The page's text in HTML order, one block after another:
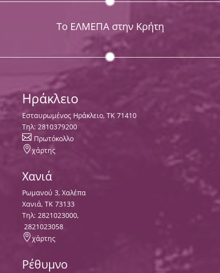
Το ΕΛΜΕΠΑ στην Κρήτη
Ηράκλειο
Εσταυρωμένος Ηράκλειο, ΤΚ 71410
Τηλ: 2810379200
 Πρωτόκολλο
χάρτης
Χανιά
Ρωμανού 3, Χαλέπα
Χανιά, ΤΚ 73133
Τηλ: 2821023000,
2821023058
χάρτης
Ρέθυμνο